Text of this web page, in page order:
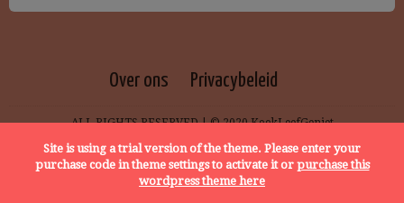
Over ons Privacybeleid
ALL RIGHTS RESERVED | © 2020 KookLeefGeniet
Site is using a trial version of the theme. Please enter your
purchase code in theme settings to activate it or purchase this
wordpress theme here